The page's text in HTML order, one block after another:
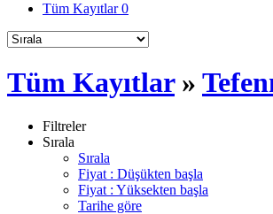
Tüm Kayıtlar0
Tüm Kayıtlar»
Filtreler
Sırala
Sırala
Fiyat : Düşükten başla
Fiyat : Yüksekten başla
Tarihe göre